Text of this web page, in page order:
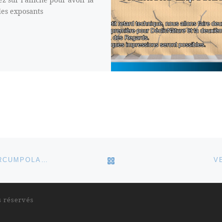
exposants
VENDREDI 26 MAI SORTIE COUCHER DE SOLEIL-CIRCUMPOLAIRE RETOUR À LA LISTE
réservés